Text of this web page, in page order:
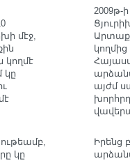
մէջ,
կողմէ
կը
կը
2009թ-
այժմ
Իրենց